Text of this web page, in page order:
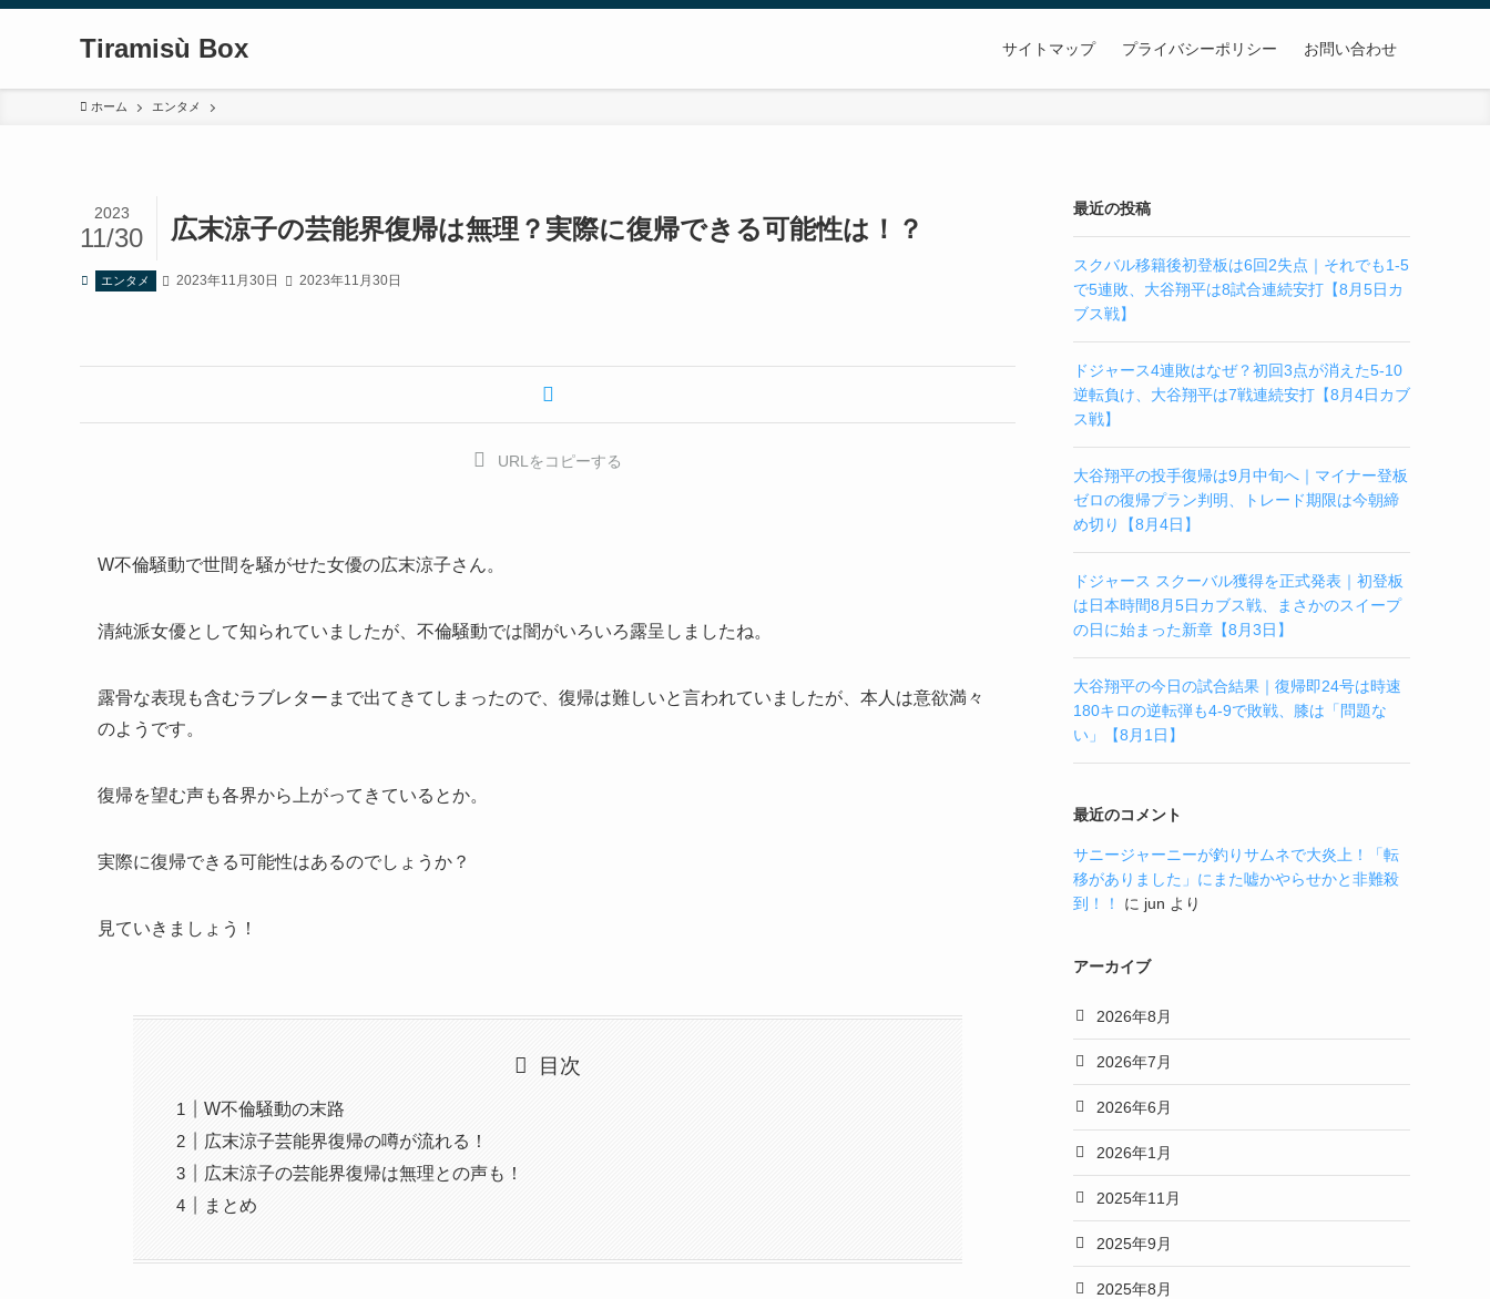
Tiramisù Box サイトマップ プライバシーポリシー お問い合わせ
ホーム エンタメ
広末涼子の芸能界復帰は無理？実際に復帰できる可能性は！？
2023
11/30
エンタメ 2023年11月30日 2023年11月30日
URLをコピーする
W不倫騒動で世間を騒がせた女優の広末涼子さん。
清純派女優として知られていましたが、不倫騒動では闇がいろいろ露呈しましたね。
露骨な表現も含むラブレターまで出てきてしまったので、復帰は難しいと言われていましたが、本人は意欲満々
のようです。
復帰を望む声も各界から上がってきているとか。
実際に復帰できる可能性はあるのでしょうか？
見ていきましょう！
目次
W不倫騒動の末路
広末涼子芸能界復帰の噂が流れる！
広末涼子の芸能界復帰は無理との声も！
まとめ
最近の投稿
スクバル移籍後初登板は6回2失点｜それでも1-5
で5連敗、大谷翔平は8試合連続安打【8月5日カ
ブス戦】
ドジャース4連敗はなぜ？初回3点が消えた5-10
逆転負け、大谷翔平は7戦連続安打【8月4日カブ
ス戦】
大谷翔平の投手復帰は9月中旬へ｜マイナー登板
ゼロの復帰プラン判明、トレード期限は今朝締
め切り【8月4日】
ドジャース スクーバル獲得を正式発表｜初登板
は日本時間8月5日カブス戦、まさかのスイープ
の日に始まった新章【8月3日】
大谷翔平の今日の試合結果｜復帰即24号は時速
180キロの逆転弾も4-9で敗戦、膝は「問題な
い」【8月1日】
最近のコメント
サニージャーニーが釣りサムネで大炎上！「転
移がありました」にまた嘘かやらせかと非難殺
到！！
に jun より
アーカイブ
2026年8月
2026年7月
2026年6月
2026年1月
2025年11月
2025年9月
2025年8月